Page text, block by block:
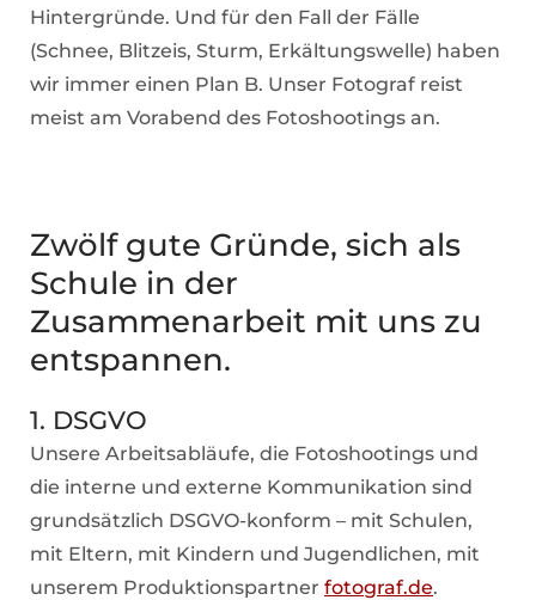
Hintergründe. Und für den Fall der Fälle
(Schnee, Blitzeis, Sturm, Erkältungswelle) haben
wir immer einen Plan B. Unser Fotograf reist
meist am Vorabend des Fotoshootings an.
Zwölf gute Gründe, sich als
Schule in der
Zusammenarbeit mit uns zu
entspannen.
1. DSGVO
Unsere Arbeitsabläufe, die Fotoshootings und
die interne und externe Kommunikation sind
grundsätzlich DSGVO-konform – mit Schulen,
mit Eltern, mit Kindern und Jugendlichen, mit
unserem Produktionspartner fotograf.de.